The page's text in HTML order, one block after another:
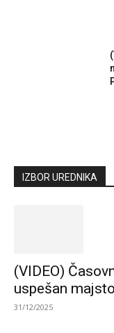
IZBOR UREDNIKA
(VIDEO)
uspešan
31/12/2025